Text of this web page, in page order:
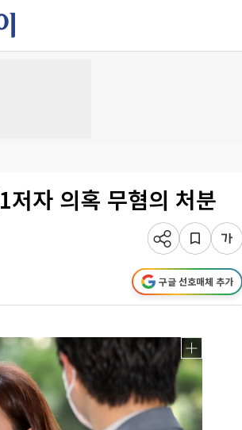
자 의혹 무혐의 처분
구글 선호매체 추가